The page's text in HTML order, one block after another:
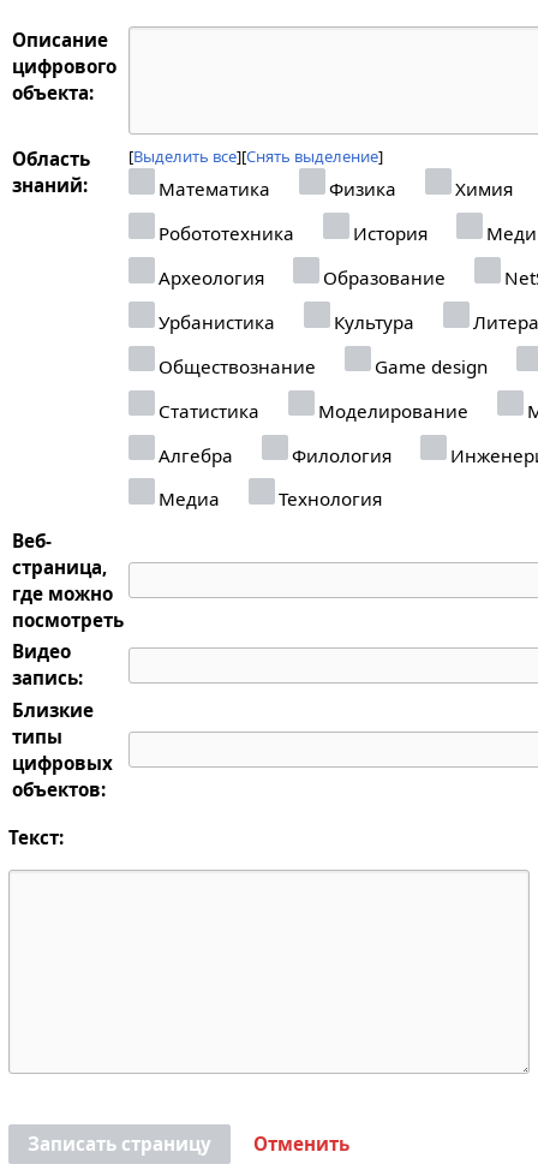
Описание
цифрового
объекта:
Область
знаний:
Выделить все Снять выделение
Математика Физика
Химия
Робототехника
История
Археология
Образование
Урбанистика
Культура
Обществознание
Game design
Статистика
Моделирование
Алгебра
Филология
Медиа
Технология
Веб-
страница,
где можно
посмотреть
Видео
запись:
Близкие
типы
цифровых
объектов:
Текст:
Записать страницу Отменить